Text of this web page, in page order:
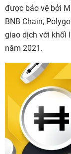
được bảo vệ bởi
BNB Chain,
giao dịch với khối
năm 2021.